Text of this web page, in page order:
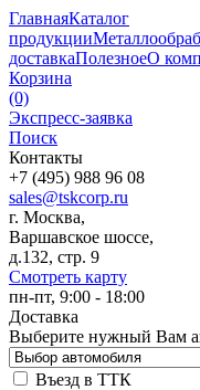
ГлавнаяКаталог
продукции
доставкаПолезноеО
Корзина
(0)
Экспресс-заявка
Поиск
Контакты
+7 (495) 988 96 08
sales@tskcorp.ru
г. Москва,
Варшавское шоссе,
д.132, стр. 9
Смотреть карту
пн-пт, 9:00 - 18:00
Доставка
Выберите нужный Вам
Въезд в ТТК